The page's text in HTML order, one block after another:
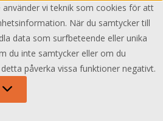
använder vi teknik som cookies för att
När du samtycker till
data som surfbeteende eller unika
du inte samtycker eller om du
påverka vissa funktioner negativt.